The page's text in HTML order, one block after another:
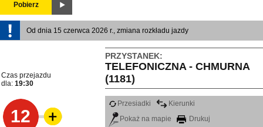
Pobierz
Od dnia 15 czerwca 2026 r., zmiana rozkładu jazdy
PRZYSTANEK:
TELEFONICZNA - CHMURNA
(1181)
Czas przejazdu
dla: 19:30
12
Przesiadki
Kierunki
Pokaż na mapie
Drukuj